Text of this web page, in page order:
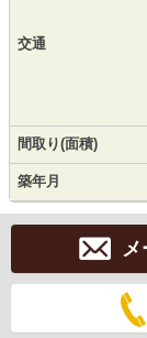
交通
間取り(面積)
築年月
メ